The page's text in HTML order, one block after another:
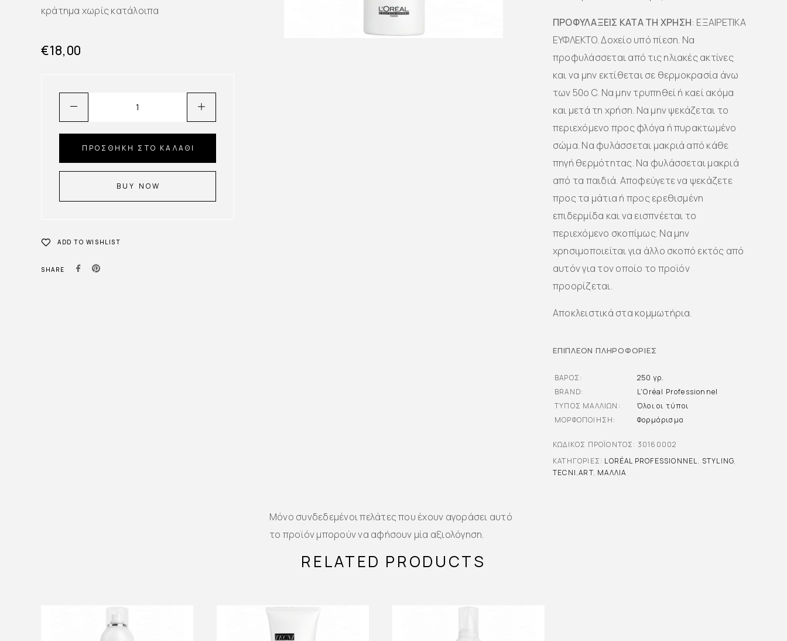
κράτημα χωρίς κατάλοιπα
€18,00
ΠΡΟΣΘΉΚΗ ΣΤΟ ΚΑΛΆΘΙ
BUY NOW
ADD TO WISHLIST
SHARE
ΠΡΟΦΥΛΑΞΕΙΣ ΚΑΤΑ ΤΗ ΧΡΗΣΗ: ΕΞΑΙΡΕΤΙΚΑ
ΕΥΦΛΕΚΤΟ. Δοχείο υπό πίεση. Να
προφυλάσσεται από τις ηλιακές ακτίνες
και να μην εκτίθεται σε θερμοκρασία άνω
των 50ο C. Να μην τρυπηθεί ή καεί ακόμα
και μετά τη χρήση. Να μην ψεκάζεται το
περιεχόμενο προς φλόγα ή πυρακτωμένο
σώμα. Να φυλάσσεται μακριά από κάθε
πηγή θερμότητας. Να φυλάσσεται μακριά
από τα παιδιά. Αποφεύγετε να ψεκάζετε
προς τα μάτια ή προς ερεθισμένη
επιδερμίδα και να εισπνέεται το
περιεχόμενο σκοπίμως. Να μην
χρησιμοποιείται για άλλο σκοπό εκτός από
αυτόν για τον οποίο το προϊόν
προορίζεται.
Αποκλειστικά στα κομμωτήρια.
ΕΠΙΠΛΈΟΝ ΠΛΗΡΟΦΟΡΊΕΣ
ΒΆΡΟΣ
250 γρ.
BRAND
L'Oréal Professionnel
ΤΎΠΟΣ ΜΑΛΛΙΏΝ
Όλοι οι τύποι
ΜΟΡΦΟΠΟΊΗΣΗ
Φορμάρισμα
ΚΩΔΙΚΌΣ ΠΡΟΪΌΝΤΟΣ: 30160002
ΚΑΤΗΓΟΡΊΕΣ: LORÉAL PROFESSIONNEL, STYLING,
TECNI.ART, ΜΑΛΛΙΆ
Μόνο συνδεδεμένοι πελάτες που έχουν αγοράσει αυτό
το προϊόν μπορούν να αφήσουν μία αξιολόγηση.
RELATED PRODUCTS